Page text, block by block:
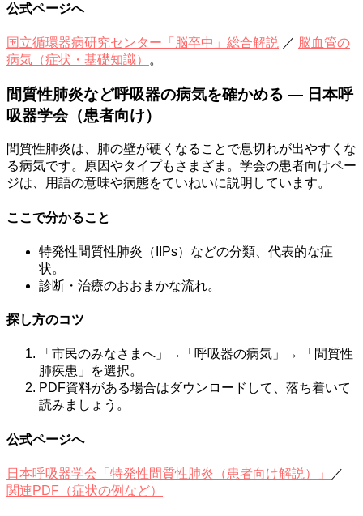
公式ページへ
国立循環器病研究センター「脳卒中」総合解説 ／ 脳血管の
病気（症状・基礎知識）
。
間質性肺炎など呼吸器の病気を確かめる — 日本呼
吸器学会（患者向け）
間質性肺炎は、肺の壁が硬くなることで息切れが出やすくな
る病気です。原因やタイプもさまざま。学会の患者向けペー
ジは、用語の意味や病態をていねいに説明しています。
ここで分かること
特発性間質性肺炎（IIPs）などの分類、代表的な症
状。
診断・治療のおおまかな流れ。
探し方のコツ
「市民のみなさまへ」→「呼吸器の病気」→ 「間質性
肺疾患」を選択。
PDF資料がある場合はダウンロードして、落ち着いて
読みましょう。
公式ページへ
日本呼吸器学会「特発性間質性肺炎（患者向け解説）」
／
関連PDF（症状の例など）